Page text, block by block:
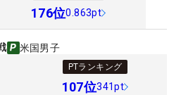
176位0.863pt
米国男子
PTランキング
107位341pt